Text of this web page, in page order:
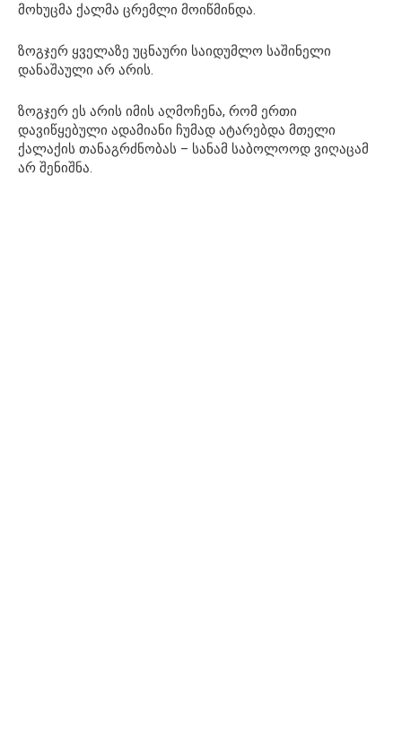
მოხუცმა ქალმა ცრემლი მოიწმინდა.
ზოგჯერ ყველაზე უცნაური საიდუმლო საშინელი
დანაშაული არ არის.
ზოგჯერ ეს არის იმის აღმოჩენა, რომ ერთი
დავიწყებული ადამიანი ჩუმად ატარებდა მთელი
ქალაქის თანაგრძნობას – სანამ საბოლოოდ ვიღაცამ
არ შენიშნა.